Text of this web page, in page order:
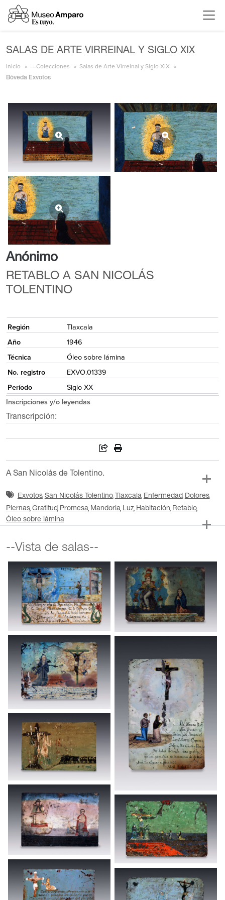
SALAS DE ARTE VIRREINAL Y SIGLO XIX
Inicio ---Colecciones Salas de Arte Virreinal y Siglo XIX
Bóveda Exvotos
Anónimo
RETABLO A SAN NICOLÁS
TOLENTINO
Región
Tlaxcala
Año
1946
Técnica
Óleo sobre lámina
No. registro
EXVO.01339
Período
Siglo XX
Inscripciones y/o leyendas
Transcripción:
A San Nicolás de Tolentino.
Exvotos San Nicolás Tolentino Tlaxcala Enfermedad Dolores
Piernas Gratitud Promesa Mandorla Luz Habitación Retablo
Óleo sobre lámina
--Vista de salas--